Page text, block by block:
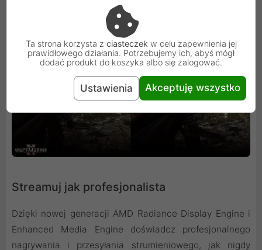
Streamuj jak profesjonalista
Dzięki nowej generacji AMD Radiance Display Engine i
Enhanced Media Engine doświadcz profesjonalnego
nagrywania i przesyłania strumieniowego, jak nigdy
Ta strona korzysta z ciasteczek w celu zapewnienia jej
prawidłowego działania. Potrzebujemy ich, abyś mógł
dodać produkt do koszyka albo się zalogować.
Ustawienia Akceptuję wszystko